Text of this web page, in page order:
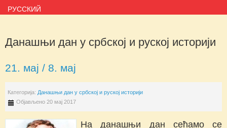
РУССКИЙ
Данашњи дан у србској и руској историји
21. мај / 8. мај
Категорија: Данашњи дан у србској и руској историји
Објављено 20 мај 2017
На данашњи дан сећамо се